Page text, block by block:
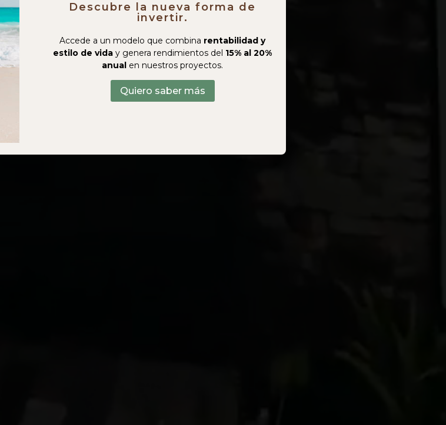
Descubre la nueva forma de
invertir.
Accede a un modelo que combina rentabilidad y
estilo de vida y genera rendimientos del 15% al 20%
anual en nuestros proyectos.
Quiero saber más